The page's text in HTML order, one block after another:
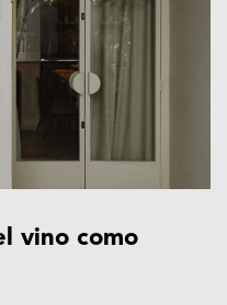
vino como